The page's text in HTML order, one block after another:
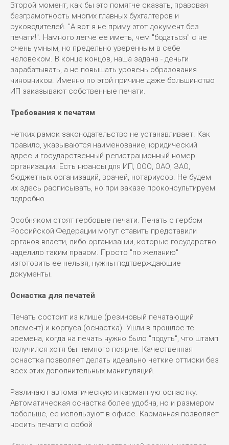
Второй момент, как бы это помягче сказать, правовая
безграмотность многих главных бухгалтеров и
руководителей. "А вот я не приму этот документ без
печати!". Намного легче ее иметь, чем "бодаться" с не
очень умным, но предельно уверенным в себе
человеком. В конце концов, наша задача - деньги
зарабатывать, а не повышать уровень образования
чиновников. Именно по этой причине даже большинство
ИП заказывают собственные печати.
Требования к печатям
Четких рамок законодательство не устанавливает. Как
правило, указываются наименование, юридический
адрес и государственный регистрационный номер
организации. Есть нюансы для ИП, ООО, ОАО, ЗАО,
бюджетных организаций, врачей, нотариусов. Не будем
их здесь расписывать, но при заказе проконсультируем
подробно.
Особняком стоят гербовые печати. Печать с гербом
Российской Федерации могут ставить представили
органов власти, либо организации, которые государство
наделило таким правом. Просто "по желанию"
изготовить ее нельзя, нужны подтверждающие
документы.
Оснастка для печатей
Печать состоит из клише (резиновый печатающий
элемент) и корпуса (оснастка). Ушли в прошлое те
времена, когда на печать нужно было "подуть", что штамп
получился хотя бы немного поярче. Качественная
оснастка позволяет делать идеально четкие оттиски без
всех этих дополнительных манипуляций.
Различают автоматическую и карманную оснастку.
Автоматическая оснастка более удобна, но и размером
побольше, ее используют в офисе. Карманная позволяет
носить печати с собой